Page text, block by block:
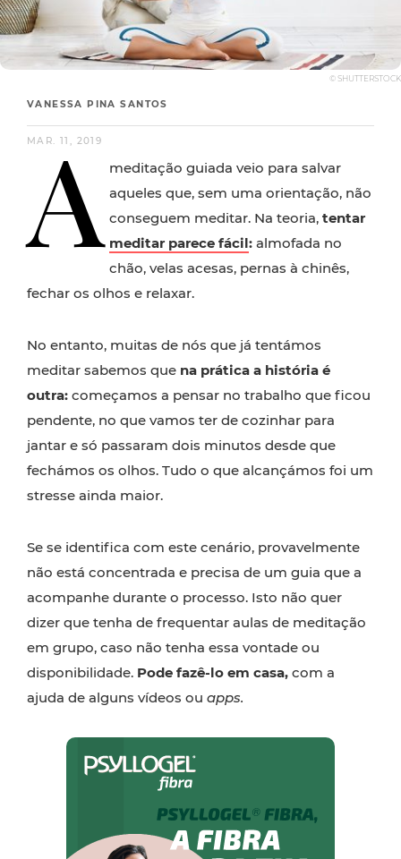
© SHUTTERSTOCK
VANESSA PINA SANTOS
MAR. 11, 2019
A meditação guiada veio para salvar
aqueles que, sem uma orientação, não
conseguem meditar. Na teoria, tentar
meditar parece fácil: almofada no
chão, velas acesas, pernas à chinês,
fechar os olhos e relaxar.
No entanto, muitas de nós que já tentámos
meditar sabemos que na prática a história é
outra: começamos a pensar no trabalho que ficou
pendente, no que vamos ter de cozinhar para
jantar e só passaram dois minutos desde que
fechámos os olhos. Tudo o que alcançámos foi um
stresse ainda maior.
Se se identifica com este cenário, provavelmente
não está concentrada e precisa de um guia que a
acompanhe durante o processo. Isto não quer
dizer que tenha de frequentar aulas de meditação
em grupo, caso não tenha essa vontade ou
disponibilidade. Pode fazê-lo em casa, com a
ajuda de alguns vídeos ou apps.